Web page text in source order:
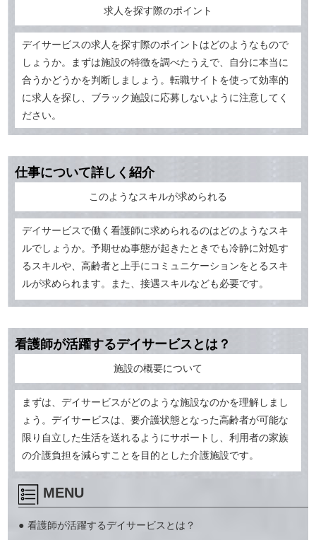
求人を探す際のポイント
デイサービスの求人を探す際のポイントはどのようなもので
しょうか。まずは施設の特徴を調べたうえで、自分に本当に
合うかどうかを判断しましょう。転職サイトを使って効率的
に求人を探し、ブラック施設に応募しないように注意してく
ださい。
仕事について詳しく紹介
このようなスキルが求められる
デイサービスで働く看護師に求められるのはどのようなスキ
ルでしょうか。予期せぬ事態が起きたときでも冷静に対処す
るスキルや、高齢者と上手にコミュニケーションをとるスキ
ルが求められます。また、接遇スキルなども必要です。
看護師が活躍するデイサービスとは？
施設の概要について
まずは、デイサービスがどのような施設なのかを理解しまし
ょう。デイサービスは、要介護状態となった高齢者が可能な
限り自立した生活を送れるようにサポートし、利用者の家族
の介護負担を減らすことを目的とした介護施設です。
MENU
看護師が活躍するデイサービスとは？